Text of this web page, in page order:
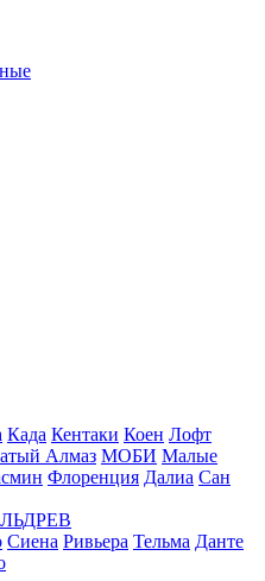
Када Кентаки Коен Лофт
Алмаз МОБИ Малые
Флоренция Далиа Сан
Сиена Ривьера Тельма Данте